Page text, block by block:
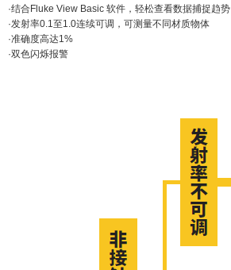
·结合Fluke View Basic 软件，轻松查看数据捕捉趋势
·发射率0.1至1.0连续可调，可测量不同材质物体
·准确度高达1%
·双色闪烁报警